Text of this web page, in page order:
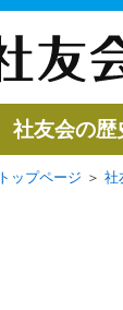
社友会の歴
トップページ ＞ 社